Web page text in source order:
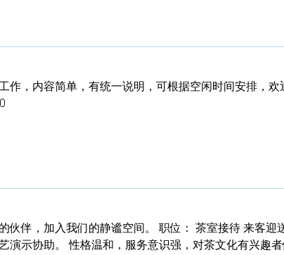
作，内容简单，有统一说明，可根据空闲时间安排，欢
伙伴，加入我们的静谧空间。 职位： 茶室接待 来客迎
演示协助。 性格温和，服务意识强，对茶文化有兴趣者